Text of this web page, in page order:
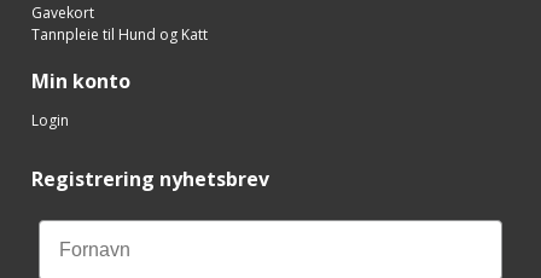
Gavekort
Tannpleie til Hund og Katt
Min konto
Login
Registrering nyhetsbrev